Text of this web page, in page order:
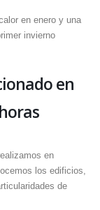
en enero y una
invierno
en
en
los edificios,
de